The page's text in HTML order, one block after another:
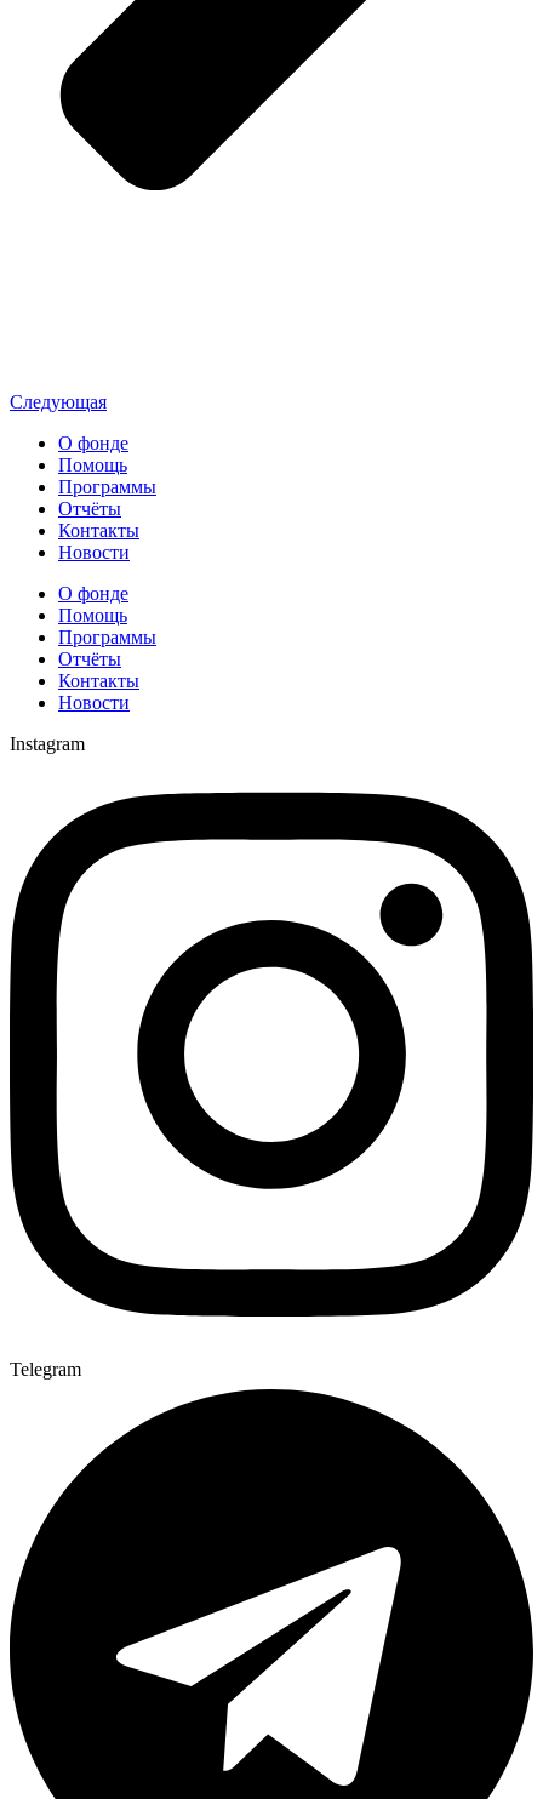
Следующая
О фонде
Помощь
Программы
Отчёты
Контакты
Новости
О фонде
Помощь
Программы
Отчёты
Контакты
Новости
Instagram
Telegram